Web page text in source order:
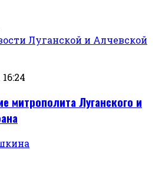
Луганской и Алчевской
митрополита Луганского и